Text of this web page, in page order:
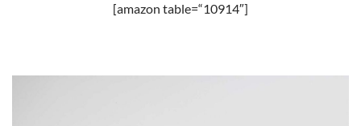
[amazon table=“10914″]